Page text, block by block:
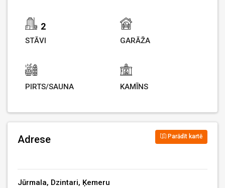
2
STĀVI GARĀŽA
PIRTS/SAUNA KAMĪNS
Adrese Parādīt kartē
Jūrmala, Dzintari, Ķemeru